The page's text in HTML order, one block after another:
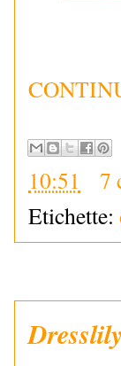
10:51
7
Etichette: